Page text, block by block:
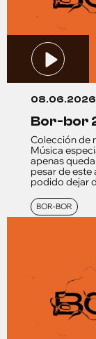
08.06.2026
bor-
Colección de
Música
apenas
pesar de este
podido dejar
BOR-BOR